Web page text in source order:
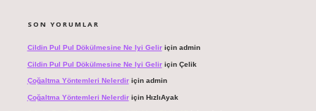
SON YORUMLAR
Cildin Pul Pul Dökülmesine Ne Iyi Geliriçin admin
Cildin Pul Pul Dökülmesine Ne Iyi Geliriçin Çelik
Çoğaltma Yöntemleri Nelerdiriçin admin
Çoğaltma Yöntemleri Nelerdiriçin HızlıAyak